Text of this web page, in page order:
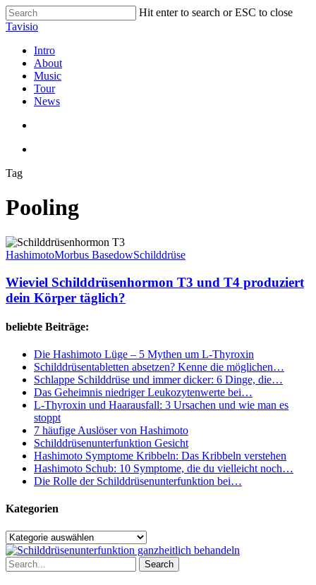
Skip
to
content
Hit enter to search or ESC to close
Close
Tavisio
search
Menu
Intro
About
Music
Tour
News
Tag
Pooling
Wieviel
Schilddrüsenhormon
und
T4
produziert
Körper
HashimotoMorbus BasedowSchilddrüse
Wieviel Schilddrüsenhormon T3 und T4 produziert
dein Körper täglich?
beliebte Beiträge:
Die Hashimoto Lüge – 5 Mythen um L-Thyroxin
Schilddrüsentabletten absetzen? Kenne die möglichen…
Schlappe Schilddrüse und immer dicker: 6 Dinge, die…
Das Geheimnis niedriger Leukozytenwerte bei…
L-Thyroxin und Haarausfall: 3 Ursachen und wie man es
stoppt
7 häufige Auslöser von Hashimoto
Schilddrüsenunterfunktion Gesicht
Hashimoto Symptome Kribbeln: Das Kribbeln verstehen
Hashimoto Schub: 10 Symptome, die du vielleicht noch…
Die Rolle der Schilddrüsenunterfunktion bei…
Kategorien
Kategorien
Search